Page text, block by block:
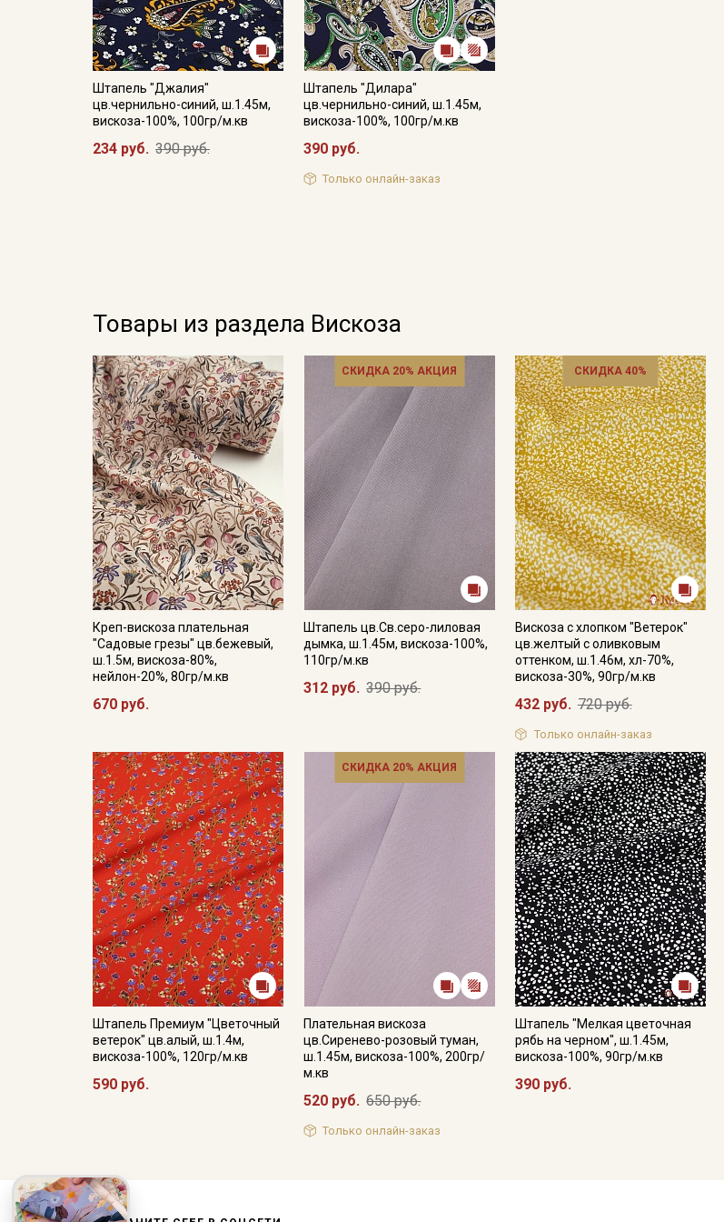
Штапель "Джалия"
цв.чернильно-синий, ш.1.45м,
вискоза-100%, 100гр/м.кв
234 руб. 390 руб.
Штапель "Дилара"
цв.чернильно-синий, ш.1.45м,
вискоза-100%, 100гр/м.кв
390 руб.
Только онлайн-заказ
Товары из раздела Вискоза
Креп-вискоза плательная
"Садовые грезы" цв.бежевый,
ш.1.5м, вискоза-80%,
нейлон-20%, 80гр/м.кв
670 руб.
СКИДКА 20% АКЦИЯ
Штапель цв.Св.серо-лиловая
дымка, ш.1.45м, вискоза-100%,
110гр/м.кв
312 руб. 390 руб.
СКИДКА 40%
Вискоза с хлопком "Ветерок"
цв.желтый с оливковым
оттенком, ш.1.46м, хл-70%,
вискоза-30%, 90гр/м.кв
432 руб. 720 руб.
Только онлайн-заказ
Штапель Премиум "Цветочный
ветерок" цв.алый, ш.1.4м,
вискоза-100%, 120гр/м.кв
590 руб.
СКИДКА 20% АКЦИЯ
Плательная вискоза
цв.Сиренево-розовый туман,
ш.1.45м, вискоза-100%, 200гр/
м.кв
520 руб. 650 руб.
Только онлайн-заказ
Штапель "Мелкая цветочная
рябь на черном", ш.1.45м,
вискоза-100%, 90гр/м.кв
390 руб.
информационных рассылок